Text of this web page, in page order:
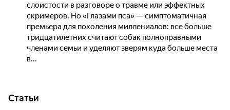
слоистости в разговоре о травме или эффектных
скримеров. Но «Глазами пса» — симптоматичная
премьера для поколения миллениалов: все больше
тридцатилетних считают собак полноправными
членами семьи и уделяют зверям куда больше места
в...
Статьи